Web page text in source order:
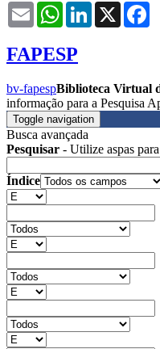
Email WhatsAppLinkedIn
X
FAPESP
bv-fapespBiblioteca Virtual
informação para a Pesquisa
Toggle navigation
Busca avançada
Pesquisar - Utilize aspas
Índice